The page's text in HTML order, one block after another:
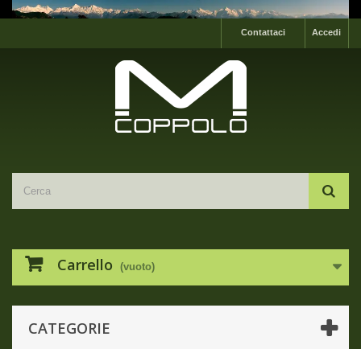
Accedi
Contattaci
Carrello (vuoto)
CATEGORIE